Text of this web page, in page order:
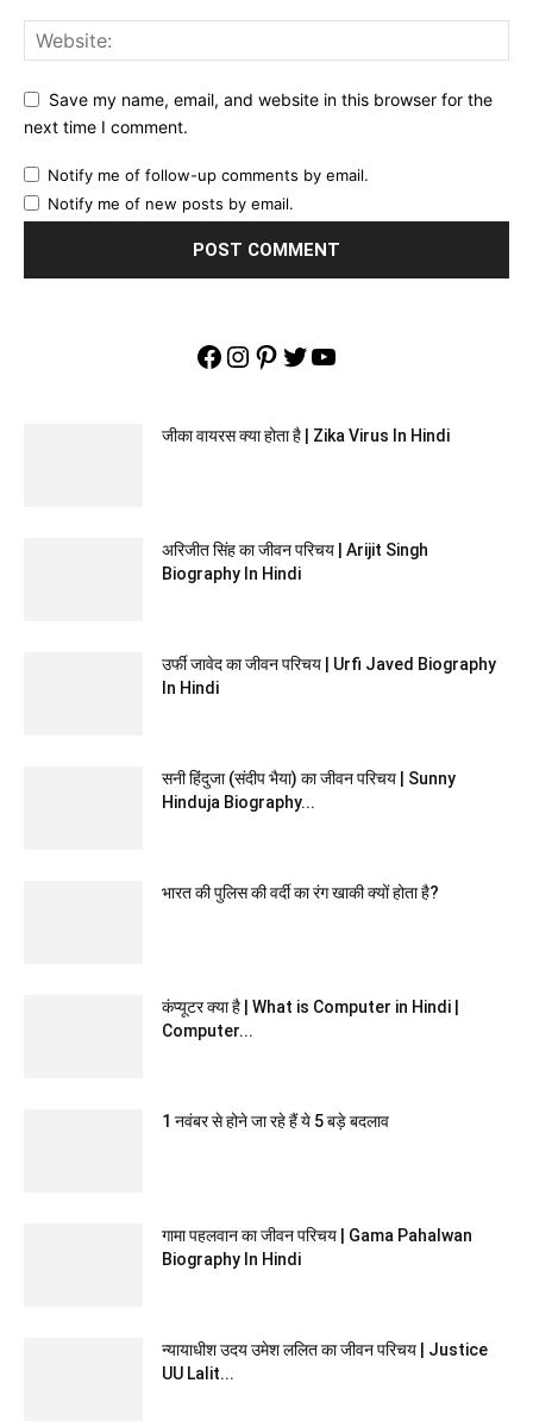
Save my name, email, and website in this browser for the
next time I comment.
Notify me of follow-up comments by email.
Notify me of new posts by email.
Facebook
Instagram
Pinterest
Twitter
YouTube
जीका वायरस क्या होता है | Zika Virus In Hindi
अरिजीत सिंह का जीवन परिचय | Arijit Singh
Biography In Hindi
उर्फी जावेद का जीवन परिचय | Urfi Javed Biography
In Hindi
सनी हिंदुजा (संदीप भैया) का जीवन परिचय | Sunny
Hinduja Biography...
भारत की पुलिस की वर्दी का रंग खाकी क्यों होता है?
कंप्यूटर क्या है | What is Computer in Hindi |
Computer...
1 नवंबर से होने जा रहे हैं ये 5 बड़े बदलाव
गामा पहलवान का जीवन परिचय | Gama Pahalwan
Biography In Hindi
न्यायाधीश उदय उमेश ललित का जीवन परिचय | Justice
UU Lalit...